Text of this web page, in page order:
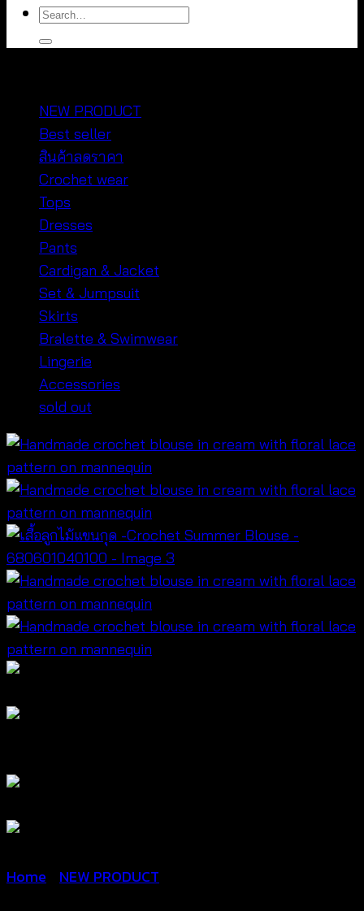
Search
for:
NEW PRODUCT
Best seller
สินค้าลดราคา
Crochet wear
Tops
Dresses
Pants
Cardigan & Jacket
Set & Jumpsuit
Skirts
Bralette & Swimwear
Lingerie
Accessories
sold out
Home NEW PRODUCT